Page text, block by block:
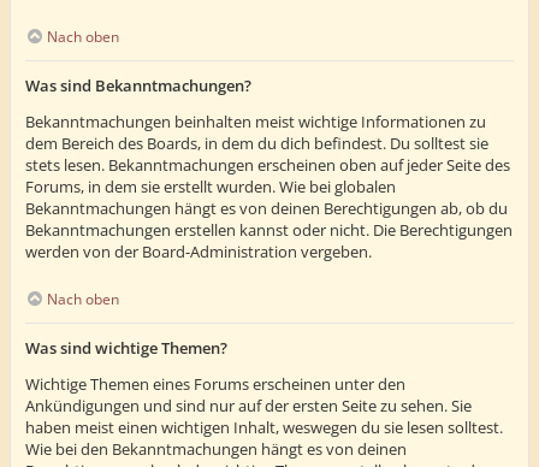
Nach oben
Was sind Bekanntmachungen?
Bekanntmachungen beinhalten meist wichtige Informationen zu
dem Bereich des Boards, in dem du dich befindest. Du solltest sie
stets lesen. Bekanntmachungen erscheinen oben auf jeder Seite des
Forums, in dem sie erstellt wurden. Wie bei globalen
Bekanntmachungen hängt es von deinen Berechtigungen ab, ob du
Bekanntmachungen erstellen kannst oder nicht. Die Berechtigungen
werden von der Board-Administration vergeben.
Nach oben
Was sind wichtige Themen?
Wichtige Themen eines Forums erscheinen unter den
Ankündigungen und sind nur auf der ersten Seite zu sehen. Sie
haben meist einen wichtigen Inhalt, weswegen du sie lesen solltest.
Wie bei den Bekanntmachungen hängt es von deinen